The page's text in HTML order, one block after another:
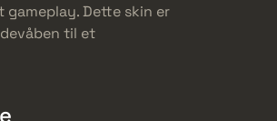
Dette skin er
til et